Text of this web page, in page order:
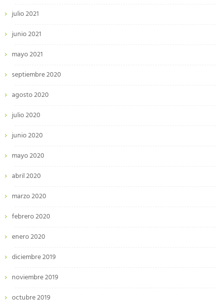
julio 2021
junio 2021
mayo 2021
septiembre 2020
agosto 2020
julio 2020
junio 2020
mayo 2020
abril 2020
marzo 2020
febrero 2020
enero 2020
diciembre 2019
noviembre 2019
octubre 2019